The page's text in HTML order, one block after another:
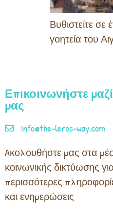
Βυθιστείτε
γοητεία του
Επικοινωνήστε μαζί
μας
info@the-leros-way.com
Aκολουθήστε μας στα
κοινωνικής δικτύωσης
περισσότερες
και ενημερώσεις